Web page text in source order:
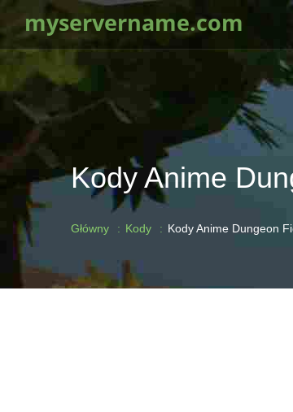
myservername.com
Kody Anime
Główny Kody Kody Anime Dungeon